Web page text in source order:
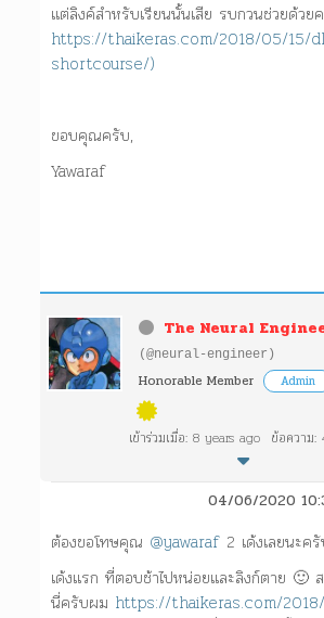
แต่ลิงค์สำหรับเรียนนั้นเสีย รบกวนช่วยด้
https://thaikeras.com/2018/05/15/
shortcourse/)
ขอบคุณครับ,
Yawaraf
The Neural
(@neural-engineer)
Honorable Member Admin
เข้าร่วมเมื่อ: 8 years ago ข้อความ:
04/06/2020
ต้องขอโทษคุณ @yawaraf2 เด้งเลยนะค
เด้งแรก ที่ตอบช้าไปหน่อยและลิงก์ตาย 🙂 ส
นี่ครับผม https://thaikeras.com/